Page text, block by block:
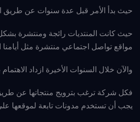
حيث بدأ الأمر قبل عدة سنوات عن طريق
حيث كانت المنتديات رائجة ومنتشرة
مواقع تواصل اجتماعي منتشرة مثل أيامنا
والآن خلال السنوات الأخيرة ازداد
فكل شركة ترغب بترويج منتجاتها عن
يجب أن تستخدم مدونات تابعة لموقعها